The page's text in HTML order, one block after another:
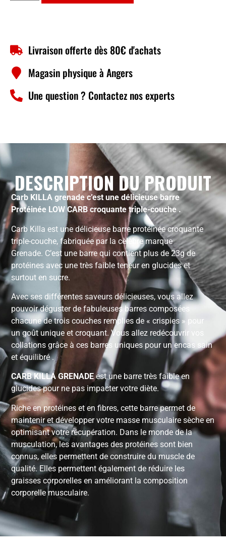
Livraison offerte dès 80€ d'achats
Magasin physique à Angers
Une question ? Contactez nos experts
DESCRIPTION DU PRODUIT
Carb KILLA grenade c’est une délicieuse barre
Protéinée LOW CARB croquante triple-couche .
Carb Killa est une délicieuse barre protéinée croquante
triple-couche, fabriquée par la cèlèbre marque
Grenade. C’est une barre qui contient plus de 23g de
protéines avec une très faible teneur en glucides et
surtout en sucre.
Avec ses différentes saveurs délicieuses, vous allez
pouvoir déguster de fabuleuses barres composées
chacune de trois couches remplies de « crispies » pour
un goût unique et croquant. Vous allez redécouvrir vos
collations grâce à ces barres uniques pour un encas sain
et équilibré .
CARB KILLA GRENADEest une barre très faible en
glucides pour ne pas impacter votre diète.
Riche en protéines et en fibres, cette barre permet de
maintenir et développer votre masse musculaire sèche en
optimisant votre récupération. Dans le monde de la
musculation, les avantages des protéines sont bien
connus, elles permettent de construire du muscle de
qualité. Elles permettent également de réduire les
graisses corporelles en améliorant la composition
corporelle musculaire.